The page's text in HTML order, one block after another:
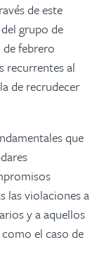
de este
grupo de
febrero
recurrentes al
de recrudecer
que
las violaciones a
y a aquellos
el caso de